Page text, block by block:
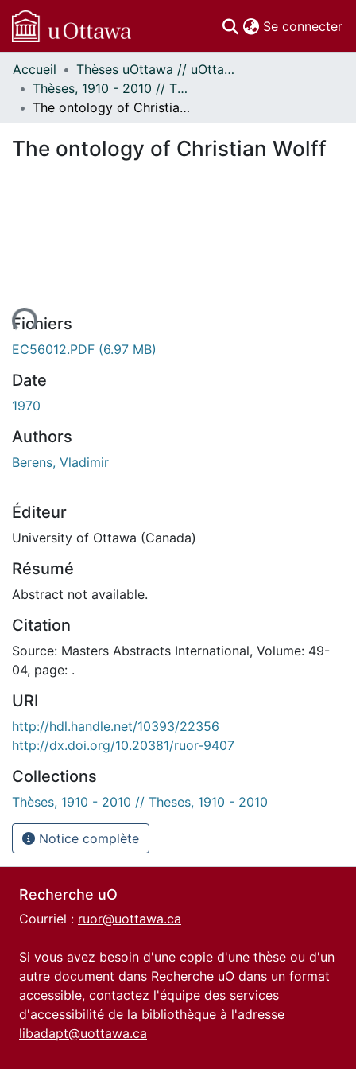
Se connecter
Communautés
et collections
Parcourir
À propos
Accueil
Thèses uOttawa // uOttawa Theses
Thèses, 1910 - 2010 // Theses, 1910 - 2010
The ontology of Christian Wolff
The ontology of Christian Wolff
Fichiers
EC56012.PDF (6.97 MB)
Date
1970
Authors
Berens, Vladimir
Éditeur
University of Ottawa (Canada)
Résumé
Abstract not available.
Citation
Source: Masters Abstracts International, Volume: 49-
04, page: .
URI
http://hdl.handle.net/10393/22356
http://dx.doi.org/10.20381/ruor-9407
Collections
Thèses, 1910 - 2010 // Theses, 1910 - 2010
Notice complète
Recherche uO
Courriel : ruor@uottawa.ca
Si vous avez besoin d'une copie d'une thèse ou d'un
autre document dans Recherche uO dans un format
accessible, contactez l'équipe des services
d'accessibilité de la bibliothèque à l'adresse
libadapt@uottawa.ca